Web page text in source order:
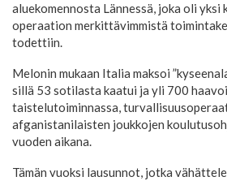
aluekomennosta Lännessä, joka oli yksi
operaation merkittävimmistä
todettiin.
Melonin mukaan Italia maksoi
sillä 53 sotilasta kaatui ja yli 700
taistelutoiminnassa,
afganistanilaisten joukkojen
vuoden aikana.
Tämän vuoksi lausunnot, jotka